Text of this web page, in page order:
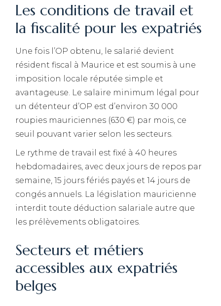
Les conditions de travail et
la fiscalité pour les expatriés
Une fois l’OP obtenu, le salarié devient
résident fiscal à Maurice et est soumis à une
imposition locale réputée simple et
avantageuse. Le salaire minimum légal pour
un détenteur d’OP est d’environ 30 000
roupies mauriciennes (630 €) par mois, ce
seuil pouvant varier selon les secteurs.
Le rythme de travail est fixé à 40 heures
hebdomadaires, avec deux jours de repos par
semaine, 15 jours fériés payés et 14 jours de
congés annuels. La législation mauricienne
interdit toute déduction salariale autre que
les prélèvements obligatoires.
Secteurs et métiers
accessibles aux expatriés
belges